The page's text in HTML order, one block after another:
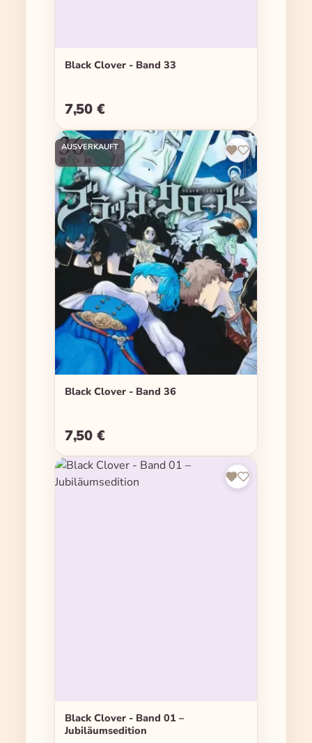
Black Clover - Band 33
Regulärer Preis:
7,50 €
AUSVERKAUFT
Black Clover - Band 36
Regulärer Preis:
7,50 €
Black Clover - Band 01 –
Jubiläumsedition